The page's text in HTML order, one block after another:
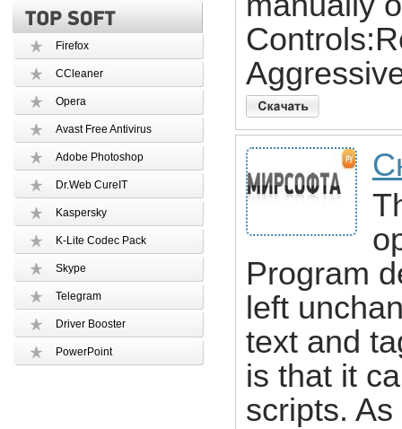
Firefox
CCleaner
Opera
Avast Free Antivirus
Adobe Photoshop
Dr.Web CureIT
Kaspersky
K-Lite Codec Pack
Skype
Telegram
Driver Booster
PowerPoint
Program
left
text and
is that it
scripts.